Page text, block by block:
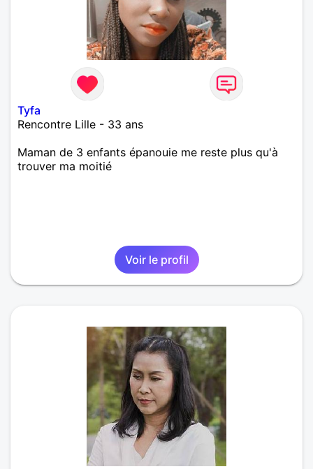
Tyfa
Rencontre Lille - 33 ans
Maman de 3 enfants épanouie me reste plus qu'à
trouver ma moitié
Voir le profil